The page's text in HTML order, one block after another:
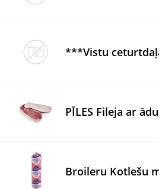
***Vistu
PĪLES Fileja ar
Broileru Kotlešu